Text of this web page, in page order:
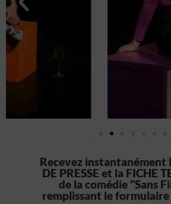
Recevez instantanément
DE PRESSE et la FICHE
de la comédie "Sans
remplissant le formulaire